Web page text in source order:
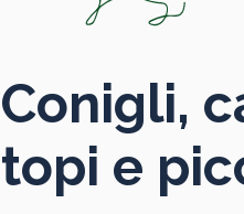
Conigli,
topi e